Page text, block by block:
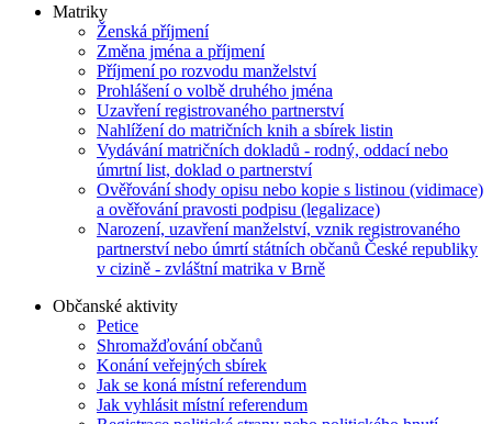
Matriky
Ženská příjmení
Změna jména a příjmení
Příjmení po rozvodu manželství
Prohlášení o volbě druhého jména
Uzavření registrovaného partnerství
Nahlížení do matričních knih a sbírek listin
Vydávání matričních dokladů - rodný, oddací nebo
úmrtní list, doklad o partnerství
Ověřování shody opisu nebo kopie s listinou (vidimace)
a ověřování pravosti podpisu (legalizace)
Narození, uzavření manželství, vznik registrovaného
partnerství nebo úmrtí státních občanů České republiky
v cizině - zvláštní matrika v Brně
Občanské aktivity
Petice
Shromažďování občanů
Konání veřejných sbírek
Jak se koná místní referendum
Jak vyhlásit místní referendum